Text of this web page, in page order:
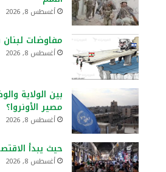
أغسطس 8, 2026
مفاوضات لبنان
أغسطس 8, 2026
بين الولاية
مصير الأونروا؟
أغسطس 8, 2026
حيث يبدأ
أغسطس 8, 2026